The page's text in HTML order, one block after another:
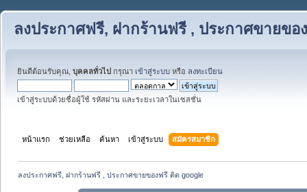
ลงประกาศฟรี, ฝากร้านฟรี , ประกาศขายขอ
ยินดีต้อนรับคุณ, บุคคลทั่วไป กรุณา เข้าสู่ระบบ หรือ ลงทะเบียน
เข้าสู่ระบบด้วยชื่อผู้ใช้ รหัสผ่าน และระยะเวลาในเซสชั่น
หน้าแรก ช่วยเหลือ ค้นหา เข้าสู่ระบบ สมัครสมาชิก
ลงประกาศฟรี, ฝากร้านฟรี , ประกาศขายของฟรี ติด google